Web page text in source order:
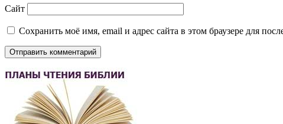
Сайт
Сохранить моё имя, email и адрес сайта в этом браузере для